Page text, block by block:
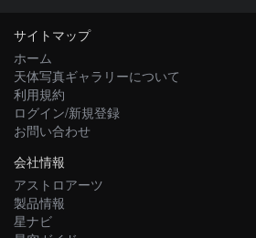
サイトマップ
ホーム
天体写真ギャラリーについて
利用規約
ログイン/新規登録
お問い合わせ
会社情報
アストロアーツ
製品情報
星ナビ